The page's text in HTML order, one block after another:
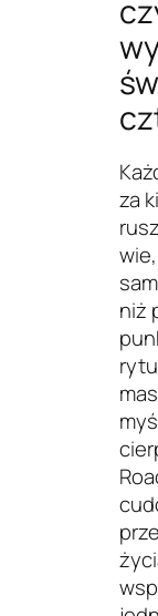
za
niż